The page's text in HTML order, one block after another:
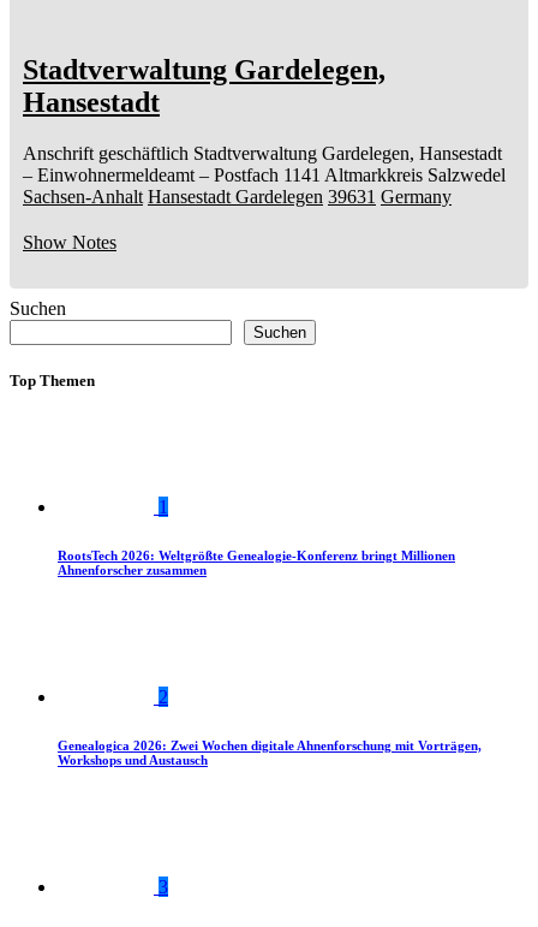
Stadtverwaltung Gardelegen,
Hansestadt
Anschrift geschäftlich Stadtverwaltung Gardelegen, Hansestadt
– Einwohnermeldeamt – Postfach 1141 Altmarkkreis Salzwedel
Sachsen-Anhalt Hansestadt Gardelegen 39631 Germany
Show Notes
Suchen
Suchen
Top Themen
1
RootsTech 2026: Weltgrößte Genealogie-Konferenz bringt Millionen
Ahnenforscher zusammen
2
Genealogica 2026: Zwei Wochen digitale Ahnenforschung mit Vorträgen,
Workshops und Austausch
3